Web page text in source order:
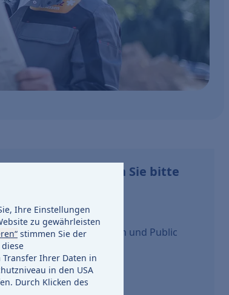
Ihre Einstellungen
zu gewährleisten
stimmen Sie der
Transfer Ihrer Daten in
in den USA
Durch Klicken des
richten Sie bitte
AG
und Public
Ackermann
Blumenstock